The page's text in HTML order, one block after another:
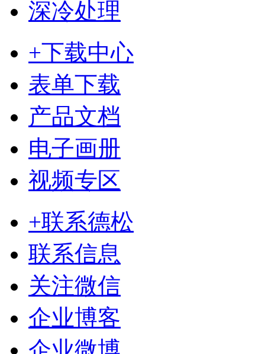
深冷处理
+下载中心
表单下载
产品文档
电子画册
视频专区
+联系德松
联系信息
关注微信
企业博客